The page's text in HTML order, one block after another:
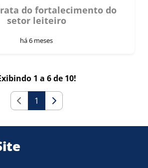
do fortalecimento do
setor leiteiro
há 6 meses
1 a 6 de 10!
1